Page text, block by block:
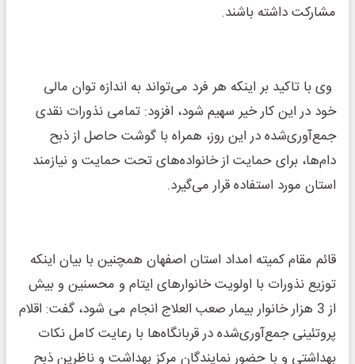
مشارکت داشته باشند.
وی با تاکید بر اینکه هر فرد می‌تواند به اندازه توان مالی
خود در این کار خیر سهیم شود، افزود: تمامی نذورات نقدی
جمع‌آوری‌شده در این روز، همراه با گوشت حاصل از ذبح
دام‌ها، برای حمایت از خانواده‌های تحت حمایت و نیازمند
استان مورد استفاده قرار می‌گیرد.
قائم مقام کمیته امداد استان اصفهان همچنین با بیان اینکه
توزیع نذورات با اولویت خانوارهای ایتام و محسنین و بیش
از 3 هزار خانوار بیمار صعب العلاج انجام می شود، گفت: اقلام
پروتئینی جمع‌آوری‌شده در قربانگاه‌ها با رعایت کامل نکات
بهداشتی و با حضور نمایندگان مرکز بهداشت و ناظرین ذبح